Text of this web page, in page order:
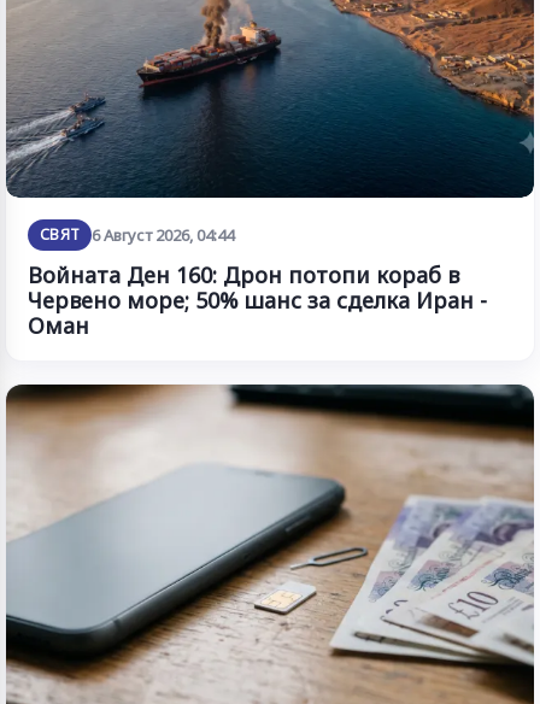
СВЯТ 6 Август 2026, 04:44
Войната Ден 160: Дрон потопи кораб в
Червено море; 50% шанс за сделка Иран -
Оман